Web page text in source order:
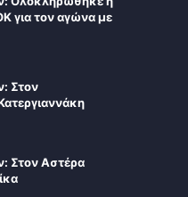
για τον αγώνα με
Στον
Στον Αστέρα